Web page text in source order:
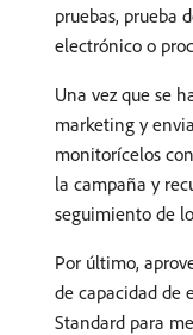
pruebas, prueba
electrónico o
Una vez que se
marketing y
monitorícelos
la campaña y
seguimiento de
Por último,
de capacidad de
Standard para